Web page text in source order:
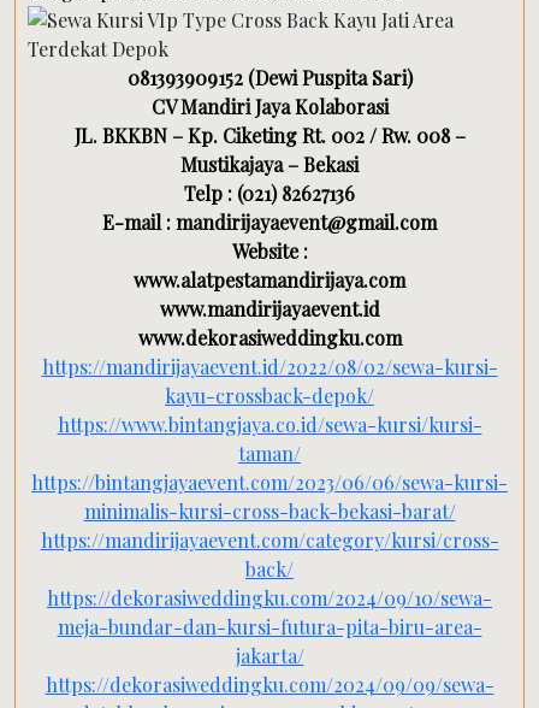
081393909152 (Dewi Puspita Sari)
CV Mandiri Jaya Kolaborasi
JL. BKKBN – Kp. Ciketing Rt. 002 / Rw. 008 –
Mustikajaya – Bekasi
Telp : (021) 82627136
E-mail : mandirijayaevent@gmail.com
Website :
www.alatpestamandirijaya.com
www.mandirijayaevent.id
www.dekorasiweddingku.com
https://mandirijayaevent.id/2022/08/02/sewa-kursi-
kayu-crossback-depok/
https://www.bintangjaya.co.id/sewa-kursi/kursi-
taman/
https://bintangjayaevent.com/2023/06/06/sewa-kursi-
minimalis-kursi-cross-back-bekasi-barat/
https://mandirijayaevent.com/category/kursi/cross-
back/
https://dekorasiweddingku.com/2024/09/10/sewa-
meja-bundar-dan-kursi-futura-pita-biru-area-
jakarta/
https://dekorasiweddingku.com/2024/09/09/sewa-